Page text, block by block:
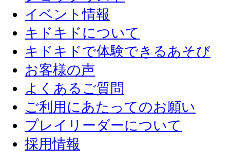
イベント情報
キドキドについて
キドキドで体験できるあそび
お客様の声
よくあるご質問
ご利用にあたってのお願い
プレイリーダーについて
採用情報